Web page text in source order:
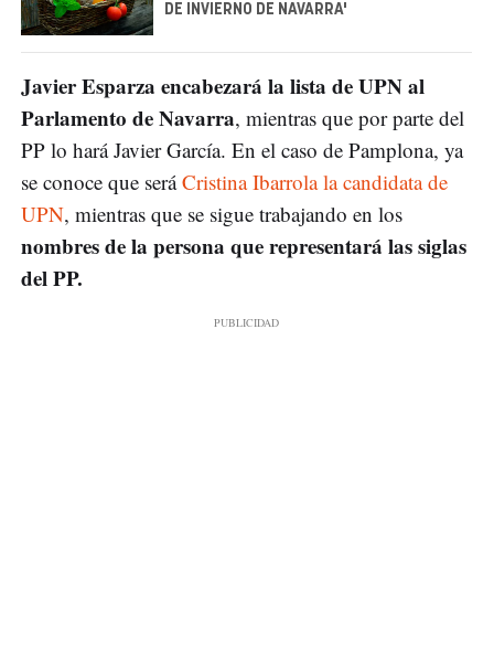
DE INVIERNO DE NAVARRA'
Javier Esparza encabezará la lista de UPN al
Parlamento de Navarra, mientras que por parte del
PP lo hará Javier García. En el caso de Pamplona, ya
se conoce que seráCristina Ibarrola la candidata de
UPN, mientras que se sigue trabajando en los
nombres de la persona que representará las siglas
del PP.